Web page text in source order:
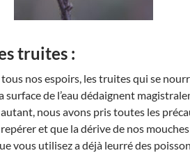
truites :
nos espoirs, les truites qui se
surface de l’eau dédaignent
nous avons pris toutes les
et que la dérive de nos
vous utilisez a déjà leurré des